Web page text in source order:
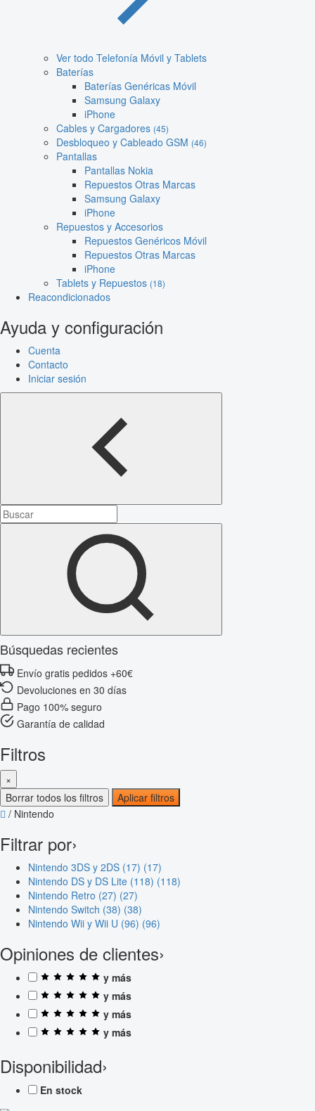
Ver todo Telefonía Móvil y Tablets
Baterías
Baterías Genéricas Móvil
Samsung Galaxy
iPhone
Cables y Cargadores (45)
Desbloqueo y Cableado GSM (46)
Pantallas
Pantallas Nokia
Repuestos Otras Marcas
Samsung Galaxy
iPhone
Repuestos y Accesorios
Repuestos Genéricos Móvil
Repuestos Otras Marcas
iPhone
Tablets y Repuestos (18)
Reacondicionados
Ayuda y configuración
Cuenta
Contacto
Iniciar sesión
Búsquedas recientes
Envío gratis pedidos +60€
Devoluciones en 30 días
Pago 100% seguro
Garantía de calidad
Filtros
×
Borrar todos los filtros
Aplicar filtros
/ Nintendo
Filtrar por›
Nintendo 3DS y 2DS (17) (17)
Nintendo DS y DS Lite (118) (118)
Nintendo Retro (27) (27)
Nintendo Switch (38) (38)
Nintendo Wii y Wii U (96) (96)
Opiniones de clientes›
y más
y más
y más
y más
Disponibilidad›
En stock